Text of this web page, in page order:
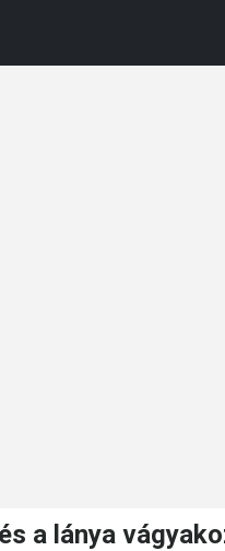
a lánya